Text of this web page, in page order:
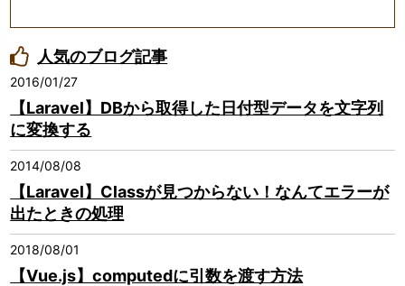
人気のブログ記事
2016/01/27
【Laravel】DBから取得した日付型データを文字列
に変換する
2014/08/08
【Laravel】Classが見つからない！なんてエラーが
出たときの処理
2018/08/01
【Vue.js】computedに引数を渡す方法